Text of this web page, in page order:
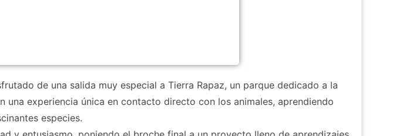
de una salida muy especial a Tierra Rapaz, un parque dedicado a la
experiencia única en contacto directo con los animales, aprendiendo
especies.